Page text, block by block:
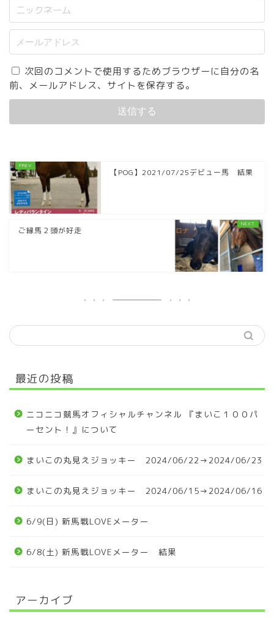
次回のコメントで使用するためブラウザーに自分の名
前、メールアドレス、サイトを保存する。
【POG】2021/07/25デビュー馬 結果
ご縁馬２頭が好走
最近の投稿
ニコニコ競馬オフィシャルチャンネル 『まいこ１００パ
ーセント！』について
まいこの丸見えジョッキー 2024/06/22→2024/06/23
まいこの丸見えジョッキー 2024/06/15→2024/06/16
6/9(日) 新馬戦LOVEメーター
6/8(土) 新馬戦LOVEメーター 結果
アーカイブ